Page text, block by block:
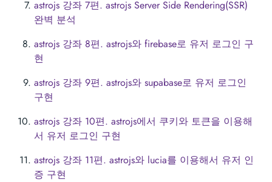
astrojs 강좌 7편. astrojs Server Side Rendering(SSR)
완벽 분석
astrojs 강좌 8편. astrojs와 firebase로 유저 로그인 구
현
astrojs 강좌 9편. astrojs와 supabase로 유저 로그인
구현
astrojs 강좌 10편. astrojs에서 쿠키와 토큰을 이용해
서 유저 로그인 구현
astrojs 강좌 11편. astrojs와 lucia를 이용해서 유저 인
증 구현